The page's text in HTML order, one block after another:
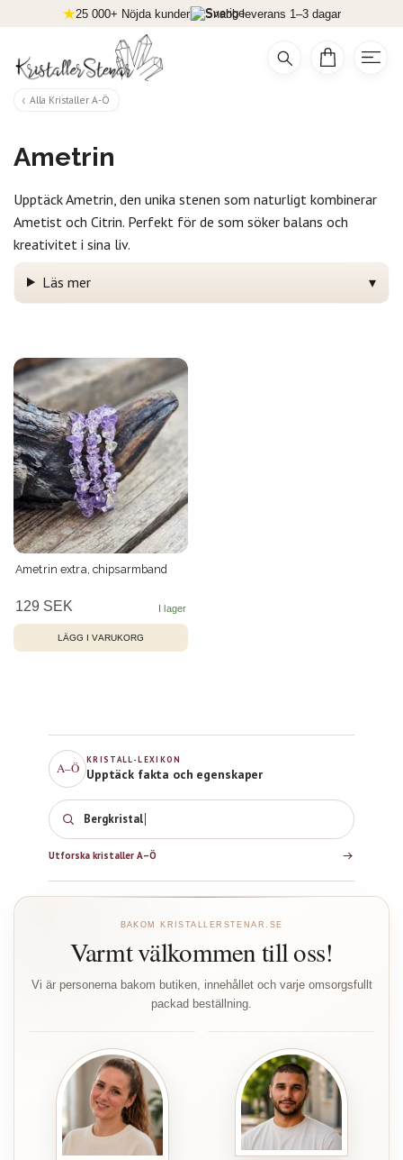
25 000+ Nöjda kunder Snabb leverans 1–3 dagar
A–Ö
KRISTALL-LEXIKON
Upptäck fakta och egenskaper
Bergkristall
Utforska kristaller A–Ö
BAKOM KRISTALLERSTENAR.SE
Varmt välkommen till oss!
Vi är personerna bakom butiken, innehållet och varje omsorgsfullt
packad beställning.
Alla Kristaller A-Ö
Ametrin
Upptäck Ametrin, den unika stenen som naturligt kombinerar
Ametist och Citrin. Perfekt för de som söker balans och
kreativitet i sina liv.
Läs mer
Ametrin extra, chipsarmband
129 SEK